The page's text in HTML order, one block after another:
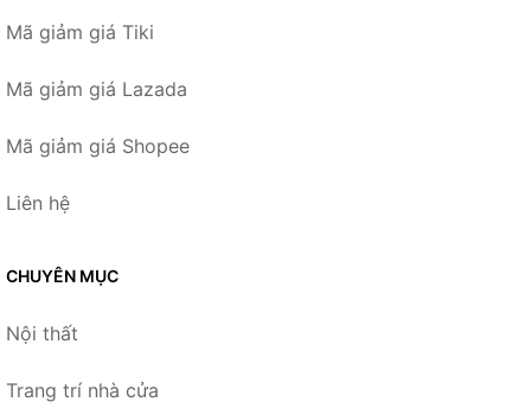
Mã giảm giá Tiki
Mã giảm giá Lazada
Mã giảm giá Shopee
Liên hệ
CHUYÊN MỤC
Nội thất
Trang trí nhà cửa